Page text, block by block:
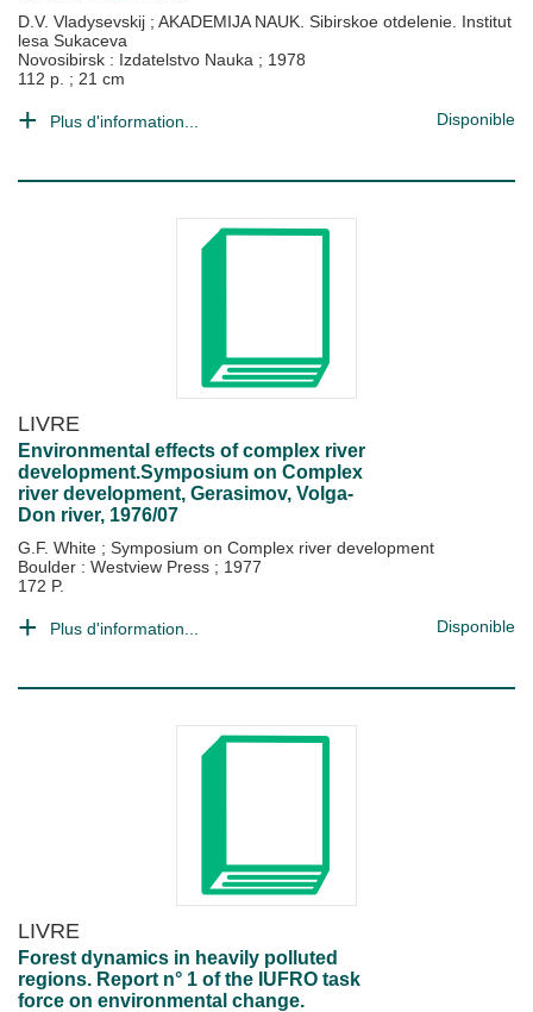
D.V. Vladysevskij ; AKADEMIJA NAUK. Sibirskoe otdelenie. Institut
lesa Sukaceva
Novosibirsk : Izdatelstvo Nauka ; 1978
112 p. ; 21 cm
Plus d'information... Disponible
LIVRE
Environmental effects of complex river
development.Symposium on Complex
river development, Gerasimov, Volga-
Don river, 1976/07
G.F. White ; Symposium on Complex river development
Boulder : Westview Press ; 1977
172 P.
Plus d'information... Disponible
LIVRE
Forest dynamics in heavily polluted
regions. Report n° 1 of the IUFRO task
force on environmental change.